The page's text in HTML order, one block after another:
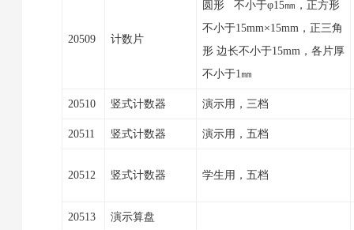
20509 计数片
圆形 不小于φ15㎜，正方形
不小于15mm×15mm，正三角
形 边长不小于15mm，各片厚
不小于1㎜
20510 竖式计数器 演示用，三档
20511 竖式计数器 演示用，五档
20512 竖式计数器 学生用，五档
20513 演示算盘